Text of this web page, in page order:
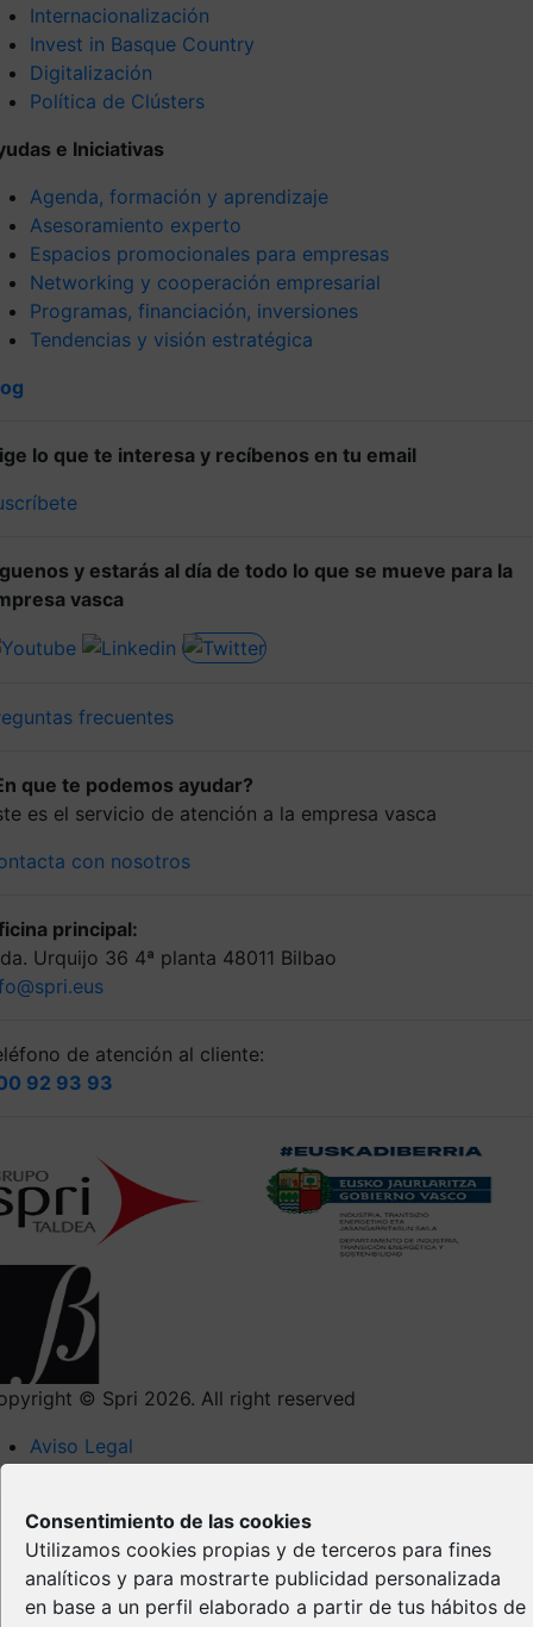
Consentimiento de las cookies
Utilizamos cookies propias y de terceros para fines
analíticos y para mostrarte publicidad personalizada
en base a un perfil elaborado a partir de tus hábitos de
Internacionalización
Invest in Basque Country
Digitalización
Política de Clústers
e Iniciativas
Agenda, formación y aprendizaje
Asesoramiento experto
Espacios promocionales para empresas
Networking y cooperación empresarial
Programas, financiación, inversiones
Tendencias y visión estratégica
lo que te interesa y recíbenos en tu email
y estarás al día de todo lo que se mueve para la
vasca
frecuentes
que te podemos ayudar?
es el servicio de atención a la empresa vasca
con nosotros
principal:
Urquijo 36 4ª planta 48011 Bilbao
de atención al cliente:
92 93 93
© Spri 2026. All right reserved
Aviso Legal
Propiedad Intelectual